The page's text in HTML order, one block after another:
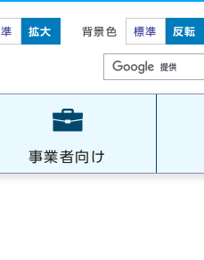
拡大 背景色 標準 反転
事業者向け